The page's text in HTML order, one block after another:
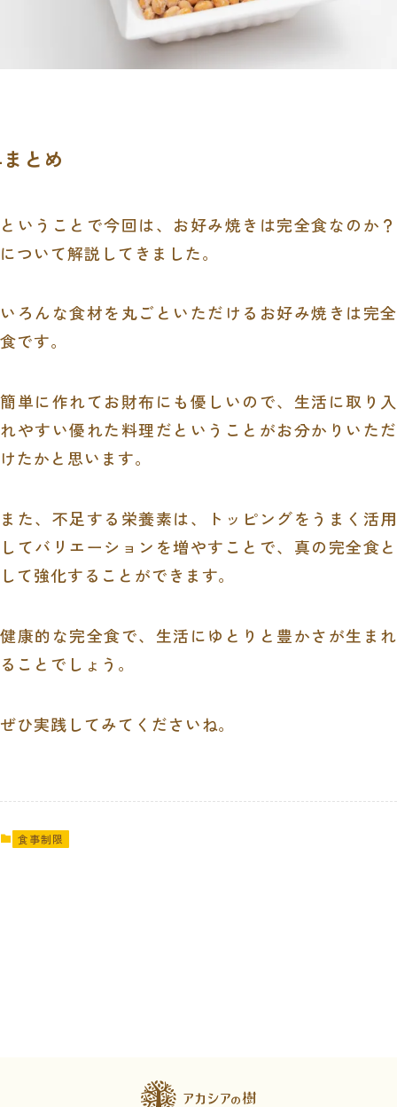
とめ
ということで今回は、お好み焼きは完全食なのか？
について解説してきました。
いろんな食材を丸ごといただけるお好み焼きは完全
食です。
簡単に作れてお財布にも優しいので、生活に取り入
れやすい優れた料理だということがお分かりいただ
けたかと思います。
また、不足する栄養素は、トッピングをうまく活用
してバリエーションを増やすことで、真の完全食と
して強化することができます。
健康的な完全食で、生活にゆとりと豊かさが生まれ
ることでしょう。
ぜひ実践してみてくださいね。
食事制限